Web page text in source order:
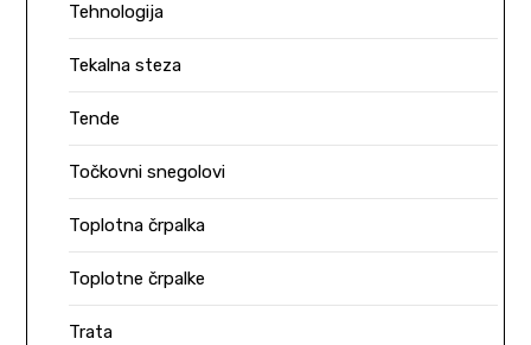
Tehnologija
Tekalna steza
Tende
Točkovni snegolovi
Toplotna črpalka
Toplotne črpalke
Trata